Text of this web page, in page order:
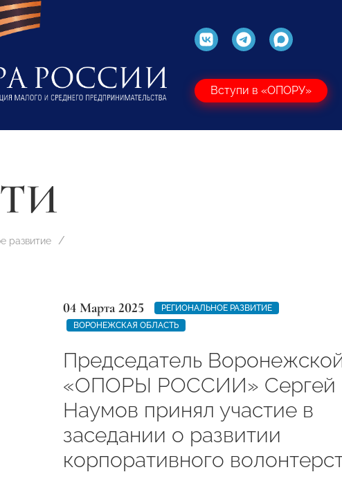
Вступи в «ОПОРУ»
развитие
04 Марта 2025
РЕГИОНАЛЬНОЕ РАЗВИТИЕ
ВОРОНЕЖСКАЯ ОБЛАСТЬ
Председатель
«ОПОРЫ РОССИИ» Сергей
Наумов принял участие в
заседании о развитии
корпоративного